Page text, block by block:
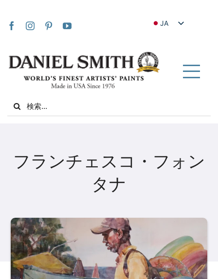
JA
IT
ZH
製品
イベント
Search
for:
フランチェスコ・フォン
タナ